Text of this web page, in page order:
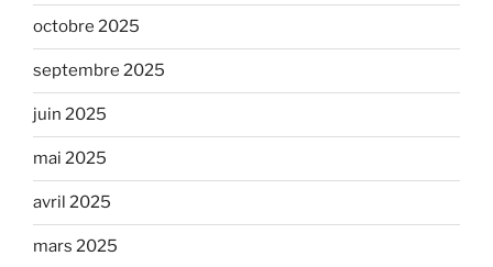
octobre 2025
septembre 2025
juin 2025
mai 2025
avril 2025
mars 2025